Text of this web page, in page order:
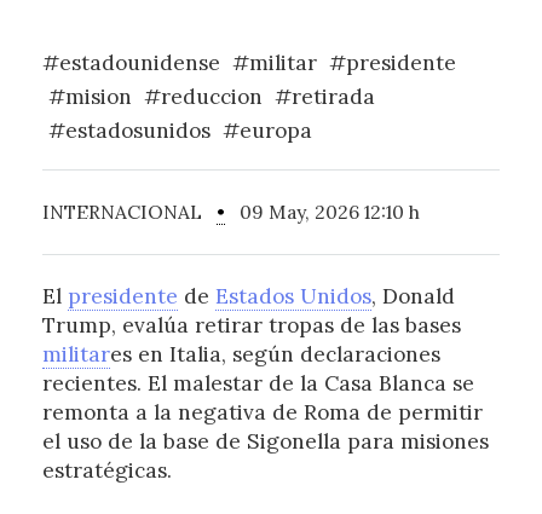
#estadounidense #militar #presidente
#mision #reduccion #retirada
#estadosunidos #europa
INTERNACIONAL • 09 May, 2026 12:10 h
El presidente de Estados Unidos, Donald
Trump, evalúa retirar tropas de las bases
militares en Italia, según declaraciones
recientes. El malestar de la Casa Blanca se
remonta a la negativa de Roma de permitir
el uso de la base de Sigonella para misiones
estratégicas.